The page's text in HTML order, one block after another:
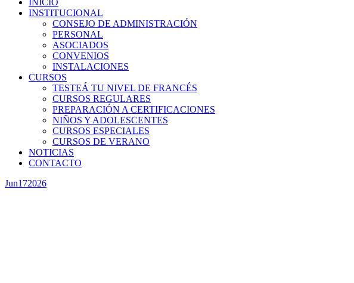
INICIO
INSTITUCIONAL
CONSEJO DE ADMINISTRACIÓN
PERSONAL
ASOCIADOS
CONVENIOS
INSTALACIONES
CURSOS
TESTEÁ TU NIVEL DE FRANCÉS
CURSOS REGULARES
PREPARACIÓN A CERTIFICACIONES
NIÑOS Y ADOLESCENTES
CURSOS ESPECIALES
CURSOS DE VERANO
NOTICIAS
CONTACTO
Jun172026